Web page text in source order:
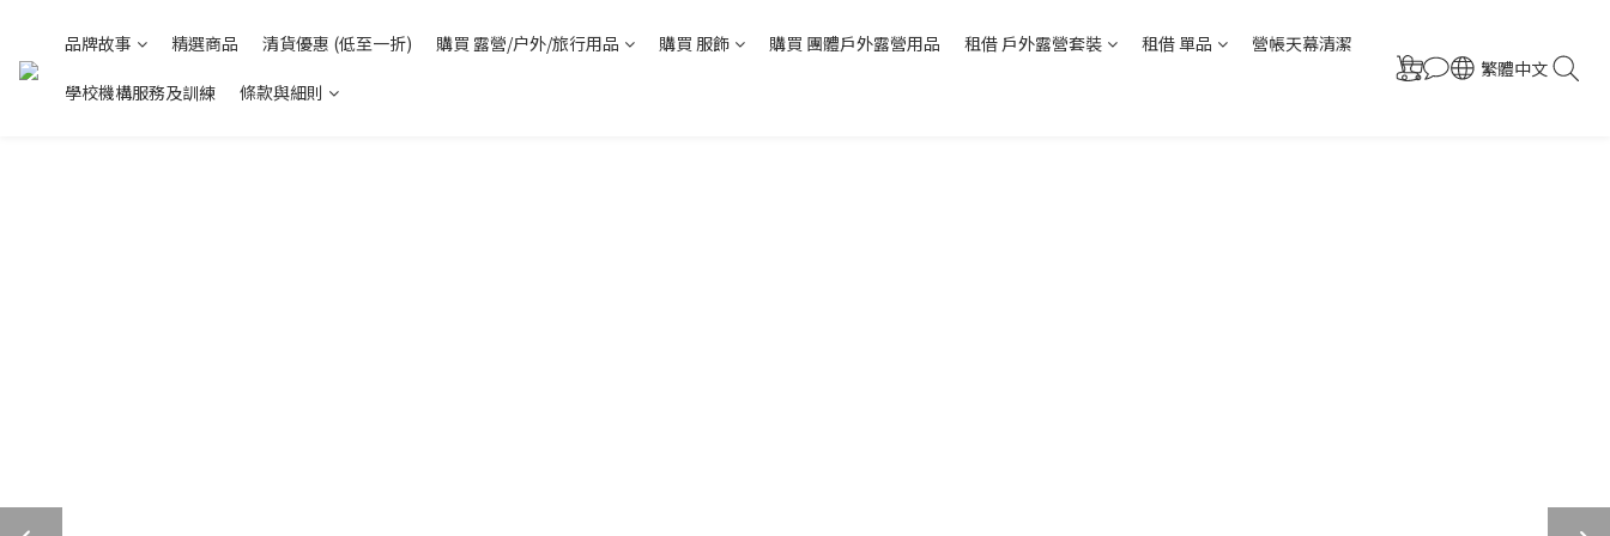
品牌故事 精選商品 清貨優惠 (低至一折) 購買 露營/户外/旅行用品 購買 服飾 購買 團體戶外露營用品 租借 戶外露營套裝 租借 單品 營帳天幕清潔
學校機構服務及訓練 條款與細則
繁體中文